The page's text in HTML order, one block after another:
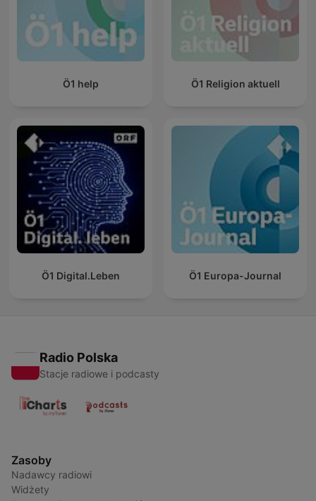
Ö1 help Ö1 Religion aktuell
Ö1 Digital.Leben Ö1 Europa-Journal
Radio Polska
Stacje radiowe i podcasty
Zasoby
Nadawcy radiowi
Widżety